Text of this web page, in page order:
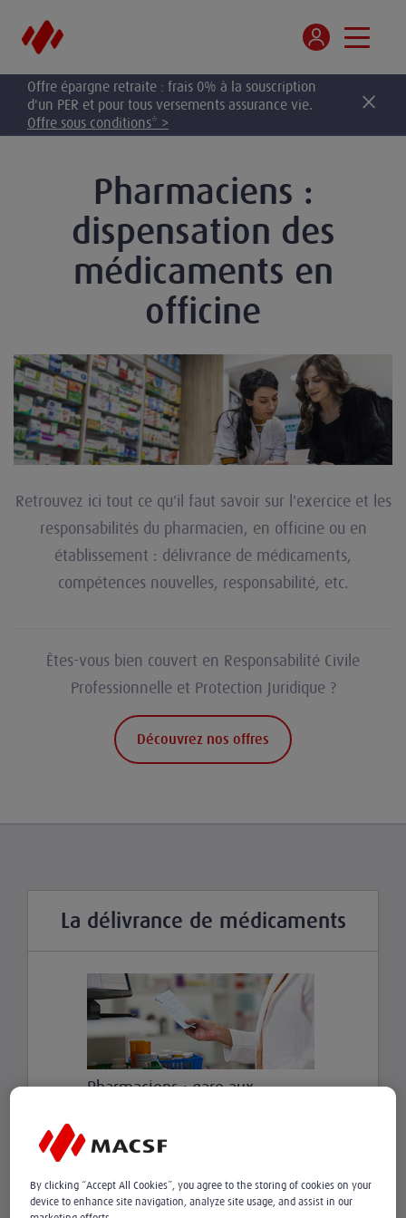
Offre épargne retraite : frais 0% à la souscription
d'un PER et pour tous versements assurance vie.
Offre sous conditions* >
Pharmaciens :
dispensation des
médicaments en
officine
Retrouvez ici tout ce qu'il faut savoir sur l'exercice et les
responsabilités du pharmacien, en officine ou en
établissement : délivrance de médicaments,
compétences nouvelles, responsabilité, etc.
Êtes-vous bien couvert en Responsabilité Civile
Professionnelle et Protection Juridique ?
Découvrez nos offres
La délivrance de médicaments
Pharmaciens : gare aux
prise en charge d’une facture lorsqu’un
d’une ordonnance falsifiée,
By clicking “Accept All Cookies”, you agree to the storing of cookies on your
device to enhance site navigation, analyze site usage, and assist in our